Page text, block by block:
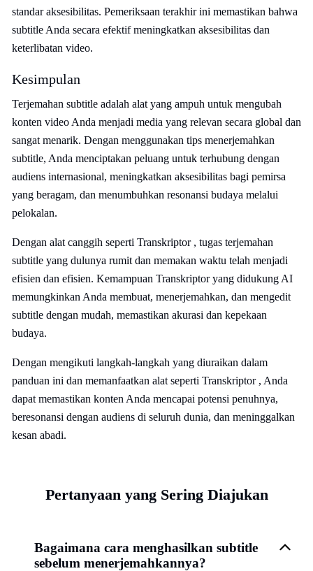
standar aksesibilitas. Pemeriksaan terakhir ini memastikan bahwa
subtitle Anda secara efektif meningkatkan aksesibilitas dan
keterlibatan video.
Kesimpulan
Terjemahan subtitle adalah alat yang ampuh untuk mengubah
konten video Anda menjadi media yang relevan secara global dan
sangat menarik. Dengan menggunakan tips menerjemahkan
subtitle, Anda menciptakan peluang untuk terhubung dengan
audiens internasional, meningkatkan aksesibilitas bagi pemirsa
yang beragam, dan menumbuhkan resonansi budaya melalui
pelokalan.
Dengan alat canggih seperti Transkriptor , tugas terjemahan
subtitle yang dulunya rumit dan memakan waktu telah menjadi
efisien dan efisien. Kemampuan Transkriptor yang didukung AI
memungkinkan Anda membuat, menerjemahkan, dan mengedit
subtitle dengan mudah, memastikan akurasi dan kepekaan
budaya.
Dengan mengikuti langkah-langkah yang diuraikan dalam
panduan ini dan memanfaatkan alat seperti Transkriptor , Anda
dapat memastikan konten Anda mencapai potensi penuhnya,
beresonansi dengan audiens di seluruh dunia, dan meninggalkan
kesan abadi.
Pertanyaan yang Sering Diajukan
Bagaimana cara menghasilkan subtitle
sebelum menerjemahkannya?